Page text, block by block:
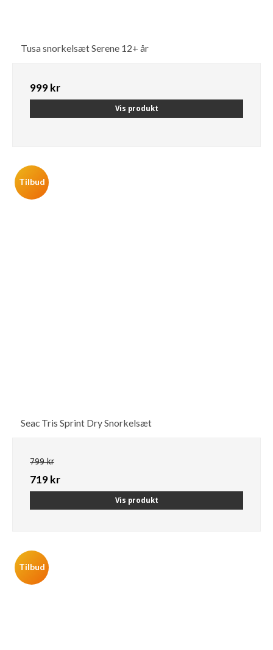
Tusa snorkelsæt Serene 12+ år
999 kr
Vis produkt
Tilbud
Seac Tris Sprint Dry Snorkelsæt
799 kr
719 kr
Vis produkt
Tilbud